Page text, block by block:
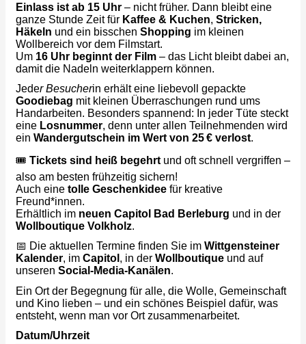
Einlass ist ab 15 Uhr – nicht früher. Dann bleibt eine
ganze Stunde Zeit für Kaffee & Kuchen, Stricken,
Häkeln und ein bisschen Shopping im kleinen
Wollbereich vor dem Filmstart.
Um 16 Uhr beginnt der Film – das Licht bleibt dabei an,
damit die Nadeln weiterklappern können.
Jeder Besucherin erhält eine liebevoll gepackte
Goodiebag mit kleinen Überraschungen rund ums
Handarbeiten. Besonders spannend: In jeder Tüte steckt
eine Losnummer, denn unter allen Teilnehmenden wird
ein Wandergutschein im Wert von 25 € verlost.
🎟️ Tickets sind heiß begehrt und oft schnell vergriffen –
also am besten frühzeitig sichern!
Auch eine tolle Geschenkidee für kreative
Freund*innen.
Erhältlich im neuen Capitol Bad Berleburg und in der
Wollboutique Volkholz.
📅 Die aktuellen Termine finden Sie im Wittgensteiner
Kalender, im Capitol , in der Wollboutique und auf
unseren Social-Media-Kanälen.
Ein Ort der Begegnung für alle, die Wolle, Gemeinschaft
und Kino lieben – und ein schönes Beispiel dafür, was
entsteht, wenn man vor Ort zusammenarbeitet.
Datum/Uhrzeit